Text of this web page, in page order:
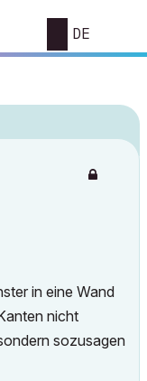
DE
in eine Wand
nicht
sozusagen